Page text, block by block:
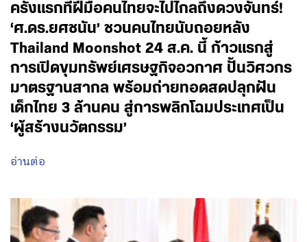
ครั้งแรกที่ฝีมือคนไทยจะไปไกลถึงดวงจันทร์!
‘ศ.ดร.ยศชนัน’ ชวนคนไทยนับถอยหลัง
Thailand Moonshot 24 ส.ค. นี้ ก้าวแรกสู่
การเปิดขุมทรัพย์เศรษฐกิจอวกาศ ปั้นวิศวกร
มาตรฐานสากล พร้อมถ่ายทอดสดปลุกฝัน
เด็กไทย 3 ล้านคน สู่การพลิกโฉมประเทศเป็น
‘ผู้สร้างนวัตกรรม’
อ่านต่อ